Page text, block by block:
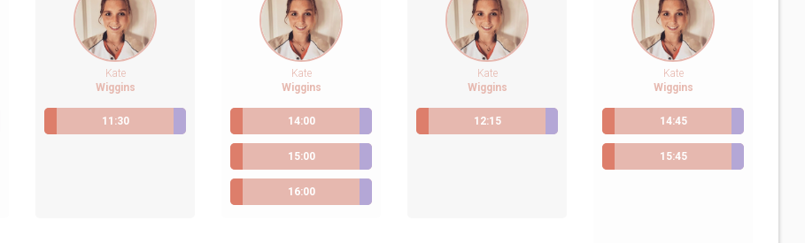
Kate
Wiggins
11:30
Kate
Wiggins
14:00
15:00
16:00
Kate
Wiggins
12:15
Kate
Wiggins
14:45
15:45